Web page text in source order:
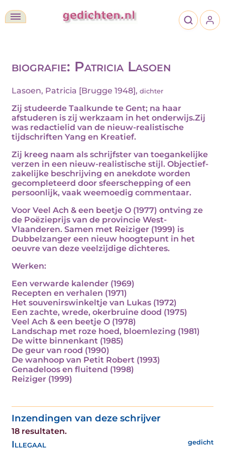
biografie: Patricia Lasoen
Lasoen, Patricia [Brugge 1948], dichter
Zij studeerde Taalkunde te Gent; na haar
afstuderen is zij werkzaam in het onderwijs.Zij
was redactielid van de nieuw-realistische
tijdschriften Yang en Kreatief.
Zij kreeg naam als schrijfster van toegankelijke
verzen in een nieuw-realistische stijl. Objectief-
zakelijke beschrijving en anekdote worden
gecompleteerd door sfeerschepping of een
persoonlijk, vaak weemoedig commentaar.
Voor Veel Ach & een beetje O (1977) ontving ze
de Poëzieprijs van de provincie West-
Vlaanderen. Samen met Reiziger (1999) is
Dubbelzanger een nieuw hoogtepunt in het
oeuvre van deze veelzijdige dichteres.
Werken:
Een verwarde kalender (1969)
Recepten en verhalen (1971)
Het souvenirswinkeltje van Lukas (1972)
Een zachte, wrede, okerbruine dood (1975)
Veel Ach & een beetje O (1978)
Landschap met roze hoed, bloemlezing (1981)
De witte binnenkant (1985)
De geur van rood (1990)
De wanhoop van Petit Robert (1993)
Genadeloos en fluitend (1998)
Reiziger (1999)
Inzendingen van deze schrijver
18 resultaten.
Illegaal gedicht